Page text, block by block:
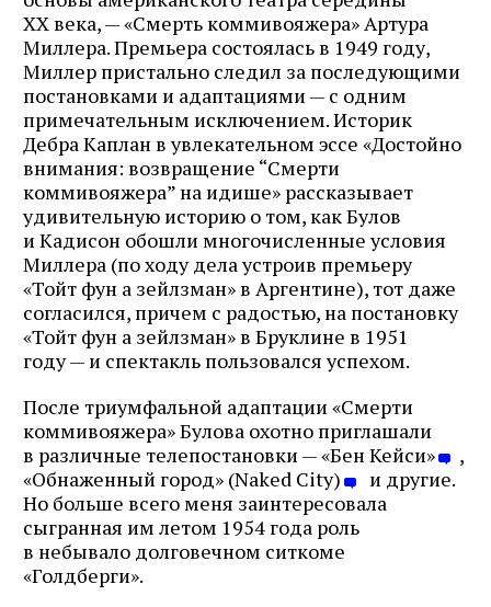
ХХ века, — «Смерть коммивояжера» Артура
Миллера. Премьера состоялась в 1949 году,
Миллер пристально следил за последующими
постановками и адаптациями — с одним
примечательным исключением. Историк
Дебра Каплан в увлекательном эссе «Достойно
внимания: возвращение “Смерти
коммивояжера” на идише» рассказывает
удивительную историю о том, как Булов
и Кадисон обошли многочисленные условия
Миллера (по ходу дела устроив премьеру
«Тойт фун а зейлзман» в Аргентине), тот даже
согласился, причем с радостью, на постановку
«Тойт фун а зейлзман» в Бруклине в 1951
году — и спектакль пользовался успехом.
После триумфальной адаптации «Смерти
коммивояжера» Булова охотно приглашали
в различные телепостановки — «Бен Кейси»
,
«Обнаженный город» (Naked City)
и другие.
Но больше всего меня заинтересовала
сыгранная им летом 1954 года роль
в небывало долговечном ситкоме
«Голдберги».